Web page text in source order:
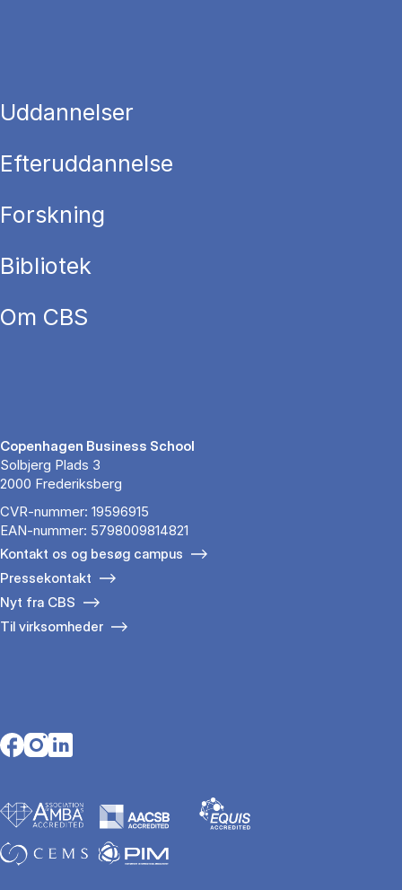
Uddannelser
Efteruddannelse
Forskning
Bibliotek
Om CBS
Copenhagen Business School
Solbjerg Plads 3
2000 Frederiksberg
CVR-nummer: 19596915
EAN-nummer: 5798009814821
Kontakt os og besøg campus
Pressekontakt
Nyt fra CBS
Til virksomheder
Opens in a new tab
Opens in a new tab
Opens in a new tab